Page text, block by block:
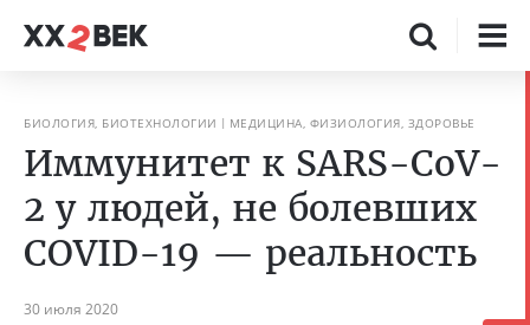
БИОЛОГИЯ, БИОТЕХНОЛОГИИ МЕДИЦИНА, ФИЗИОЛОГИЯ, ЗДОРОВЬЕ
Иммунитет к SARS-CoV-
2 у людей, не болевших
COVID-19 — реальность
30 июля 2020